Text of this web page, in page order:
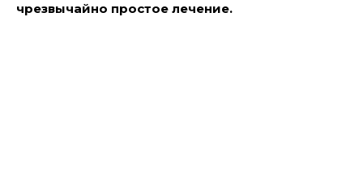
чрезвычайно простое лечение.